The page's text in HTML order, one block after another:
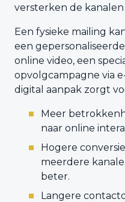
versterken de kanalen
Een fysieke mailing
een
online video, een
opvolgcampagne via
digital aanpak zorgt
Meer
naar online
Hogere
meerdere
beter.
Langere